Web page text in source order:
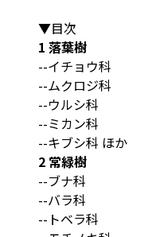
▼目次
1 落葉樹
--イチョウ科
--ムクロジ科
--ウルシ科
--ミカン科
--キブシ科 ほか
2 常緑樹
--ブナ科
--バラ科
--トベラ科